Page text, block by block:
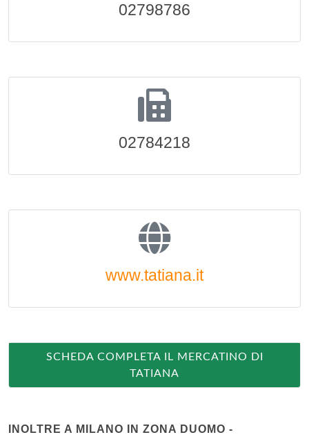
02798786
02784218
www.tatiana.it
SCHEDA COMPLETA IL MERCATINO DI
TATIANA
INOLTRE A MILANO IN ZONA DUOMO -